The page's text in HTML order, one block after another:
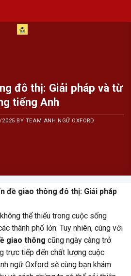
đô thị: Giải pháp và từ
tiếng Anh
BY TEAM ANH NGỮ OXFORD
đề giao thông đô thị: Giải pháp
thể thiếu trong cuộc sống
thành phố lớn. Tuy nhiên, cùng với
giao thông cũng ngày càng trở
trực tiếp đến chất lượng cuộc
ngữ Oxford sẽ cùng bạn khám